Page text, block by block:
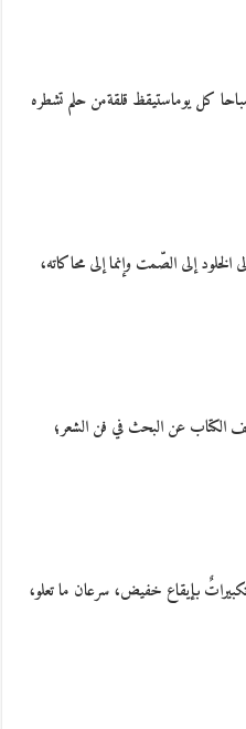
كل يوماستيقظ قلقةمن حلم تشطره
الخلود إلى الصّمت وإنما إلى محاكاته،
الكتاب عن البحث في فن الشعر؛
بإيقاع خفيض، سرعان ما تعلو،